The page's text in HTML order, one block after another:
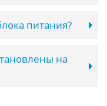
питания?
на